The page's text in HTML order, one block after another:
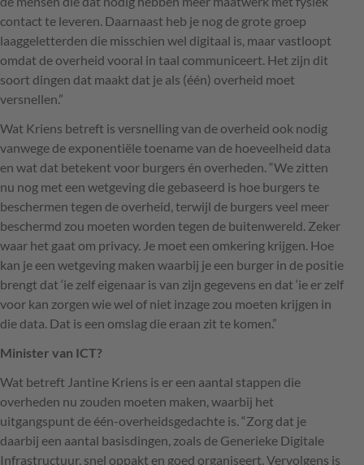
contact te leveren. Daarnaast heb je nog de grote groep
laaggeletterden die misschien wel digitaal is, maar vastloopt
omdat de overheid vooral in taal communiceert. Het zijn dit
soort dingen dat maakt dat je als (één) overheid moet
versnellen.”
Wat Kriens betreft is versnelling van de overheid ook nodig
vanwege de exponentiële toename van de hoeveelheid data
en wat dat betekent voor burgers én overheden. “We zitten
nu nog met een wetgeving die gebaseerd is hoe burgers te
beschermen tegen de overheid, terwijl de burgers veel meer
beschermd zou moeten worden tegen de buitenwereld. Zeker
waar het gaat om privacy. Je moet een omkering krijgen. Hoe
kan je een wetgeving maken waarbij je een burger in de positie
brengt dat ‘ie zelf eigenaar is van zijn gegevens en dat ‘ie er zelf
voor kan zorgen wie wel of niet inzage zou moeten krijgen in
die data. Dat is een omslag die eraan zit te komen.”
Minister van ICT?
Wat betreft Jantine Kriens is er een aantal stappen die
overheden nu zouden moeten maken, waarbij het
uitgangspunt de één-overheidsgedachte is. “Zorg dat je
daarbij een aantal basisdingen, zoals de Generieke Digitale
Infrastructuur, snel oppakt en goed organiseert. Vervolgens is